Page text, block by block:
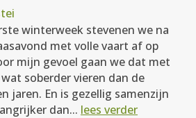
winterweek stevenen we na
met volle vaart af op
mijn gevoel gaan we dat met
soberder vieren dan de
jaren. En is gezellig samenzijn
dan... lees verder